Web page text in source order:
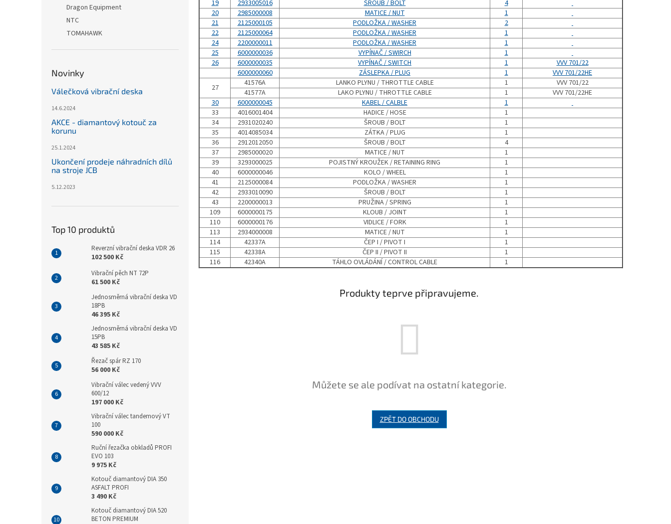
Dragon Equipment
NTC
TOMAHAWK
Novinky
Válečková vibrační deska
14.6.2024
AKCE - diamantový kotouč za
korunu
25.1.2024
Ukončení prodeje náhradních dílů
na stroje JCB
5.12.2023
Top 10 produktů
Reverzní vibrační deska VDR 26
102 500 Kč
Vibrační pěch NT 72P
61 500 Kč
Jednosměrná vibrační deska VD
18PB
46 395 Kč
Jednosměrná vibrační deska VD
15PB
43 585 Kč
Řezač spár RZ 170
56 000 Kč
Vibrační válec vedený VVV
600/12
197 000 Kč
Vibrační válec tandemový VT
100
590 000 Kč
Ruční řezačka obkladů PROFI
EVO 103
9 975 Kč
Kotouč diamantový DIA 350
ASFALT PROFI
3 490 Kč
Kotouč diamantový DIA 520
BETON PREMIUM
19
2933005016 ŠROUB / BOLT
4
20
2985000008 MATICE / NUT
1
21
2125000105 PODLOŽKA / WASHER
2
22
2125000064 PODLOŽKA / WASHER
1
24
2200000011 PODLOŽKA / WASHER
1
25
6000000036 VYPÍNAČ / SWIRCH
1
26
6000000035 VYPÍNAČ / SWITCH 1
VVV 701/22
6000000060
ZÁSLEPKA / PLUG 1
VVV 701/22HE
27
41576A LANKO PLYNU / THROTTLE CABLE 1
VVV 701/22
41577A
LAKO PLYNU / THROTTLE CABLE 1
VVV 701/22HE
30
6000000045 KABEL / CALBLE
1
33
4016001404 HADICE / HOSE
1
34
2931020240 ŠROUB / BOLT
1
35
4014085034 ZÁTKA / PLUG
1
36
2912012050 ŠROUB / BOLT
4
37
2985000020 MATICE / NUT
1
39
3293000025 POJISTNÝ KROUŽEK / RETAINING RING
1
40
6000000046 KOLO / WHEEL
1
41
2125000084 PODLOŽKA / WASHER
1
42
2933010090 ŠROUB / BOLT
1
43
2200000013 PRUŽINA / SPRING
1
109
6000000175 KLOUB / JOINT
1
110
6000000176 VIDLICE / FORK
1
113
2934000008 MATICE / NUT
1
114
42337A ČEP I / PIVOT I
1
115
42338A ČEP II / PIVOT II
1
116
42340A TÁHLO OVLÁDÁNÍ / CONTROL CABLE 1
Produkty teprve připravujeme.
Můžete se ale podívat na ostatní kategorie.
ZPĚT DO OBCHODU